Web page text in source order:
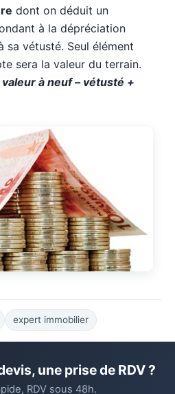
dont on déduit un
à la dépréciation
sa vétusté. Seul élément
sera la valeur du terrain.
à neuf – vétusté +
expert immobilier
une prise de RDV ?
RDV sous 48h.